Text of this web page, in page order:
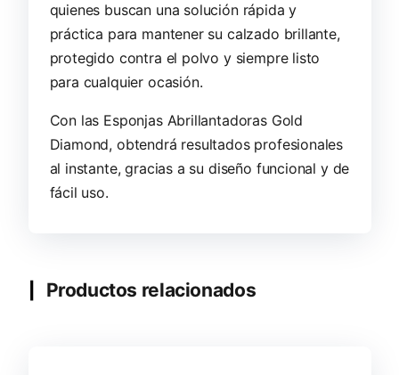
quienes buscan una solución rápida y
práctica para mantener su calzado brillante,
protegido contra el polvo y siempre listo
para cualquier ocasión.
Con las Esponjas Abrillantadoras Gold
Diamond, obtendrá resultados profesionales
al instante, gracias a su diseño funcional y de
fácil uso.
Productos relacionados